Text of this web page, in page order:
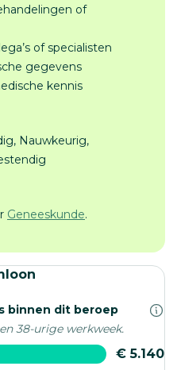
of
of specialisten
gegevens
kennis
Nauwkeurig,
Geneeskunde.
binnen dit beroep
38-urige werkweek.
€ 5.140